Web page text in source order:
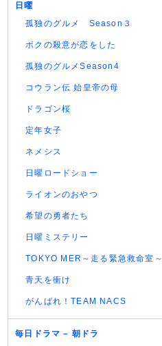
日曜
孤独のグルメ Season３
ボクの殺意が恋をした
孤独のグルメSeason4
コウラン伝 始皇帝の母
ドラゴン桜
定年女子
ネメシス
日曜ロードショー
ライオンのおやつ
希望の勇者たち
日曜ミステリー
TOKYO MER～走る緊急救命室～
青天を衝け
がんばれ！TEAM NACS
毎日ドラマ – 朝ドラ